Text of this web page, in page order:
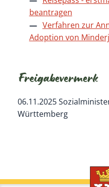
beantragen
Verfahren zur
Adoption von
Freigabevermerk
06.11.2025
Württemberg